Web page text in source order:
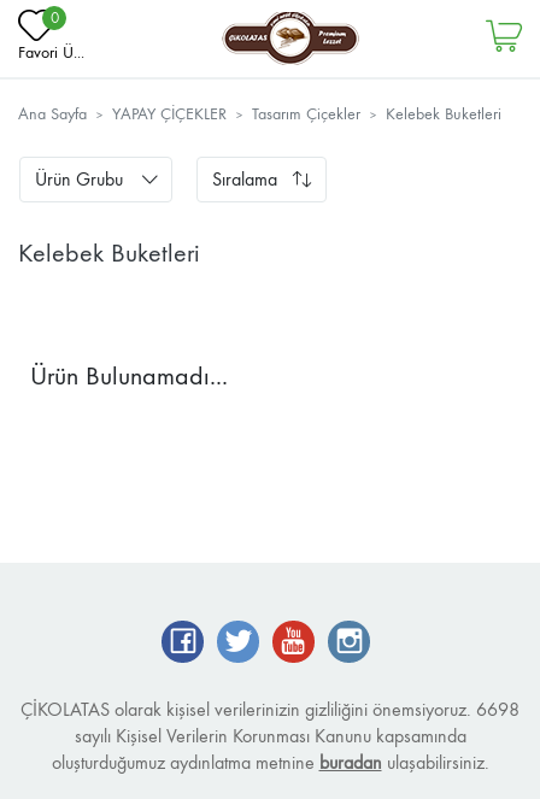
0
Favori Ü...
Ana Sayfa YAPAY ÇİÇEKLER Tasarım Çiçekler Kelebek Buketleri
Ürün Grubu Sıralama
Kelebek Buketleri
Ürün Bulunamadı...
ÇİKOLATAS olarak kişisel verilerinizin gizliliğini önemsiyoruz. 6698
sayılı Kişisel Verilerin Korunması Kanunu kapsamında
oluşturduğumuz aydınlatma metnine buradan ulaşabilirsiniz.